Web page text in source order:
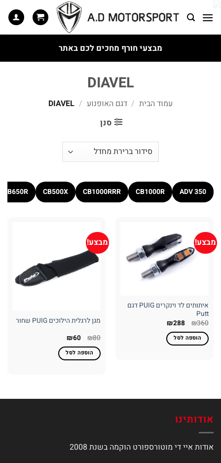
מבצעי חורף מחכים לכם באתר
DIAVEL
עמוד הבית / דגם האופנוע /
DIAVEL
סנן
ADV 350
CB1000R
CB1000RRR
CB500X
CB650R
מבצע!
איתותים לד וינקרים PUIG דגם
Putt
₪360 המחיר
היה:
₪360.
₪288 המחיר
הוא:
₪288. הוספה לסל
מבצע!
מגן לרגלית הילוכים PUIG שחור
₪80 המחיר
היה:
₪80.
₪60 המחיר
הוא:
₪60.הוספה לסל
אודותינו
אודות איי די מוטורספורט הוקמה בשנת 2008